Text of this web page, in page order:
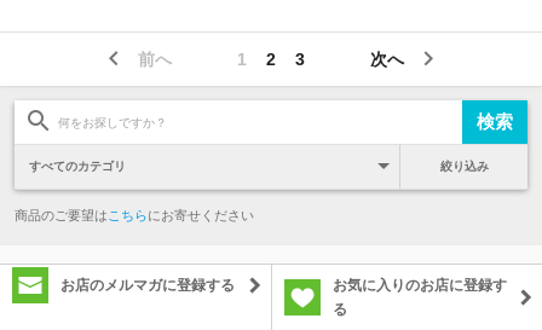
前へ 次へ
1 2 3
絞り込み
商品のご要望は こちらにお寄せください
お店のメルマガに登録する
お気に入りのお店に登録す
る